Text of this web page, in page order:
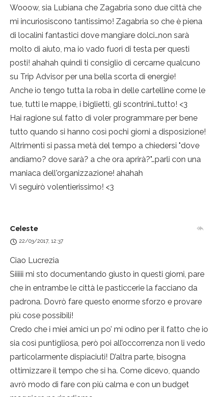
Wooow, sia Lubiana che Zagabria sono due città che
mi incuriosiscono tantissimo! Zagabria so che è piena
di localini fantastici dove mangiare dolci…non sarà
molto di aiuto, ma io vado fuori di testa per questi
posti! ahahah quindi ti consiglio di cercarne qualcuno
su Trip Advisor per una bella scorta di energie!
Anche io tengo tutta la roba in delle cartelline come le
tue, tutti le mappe, i biglietti, gli scontrini…tutto! <3
Hai ragione sul fatto di voler programmare per bene
tutto quando si hanno così pochi giorni a disposizione!
Altrimenti si passa metà del tempo a chiedersi "dove
andiamo? dove sarà? a che ora aprirà?"…parli con una
maniaca dell'organizzazione! ahahah
Vi seguirò volentierissimo! <3
Celeste
22/03/2017, 12:37
Ciao Lucrezia
Siiiiii mi sto documentando giusto in questi giorni, pare
che in entrambe le città le pasticcerie la facciano da
padrona. Dovrò fare questo enorme sforzo e provare
più cose possibili!
Credo che i miei amici un po’ mi odino per il fatto che io
sia così puntigliosa, però poi all’occorrenza non li vedo
particolarmente dispiaciuti! D’altra parte, bisogna
ottimizzare il tempo che si ha. Come dicevo, quando
avrò modo di fare con più calma e con un budget